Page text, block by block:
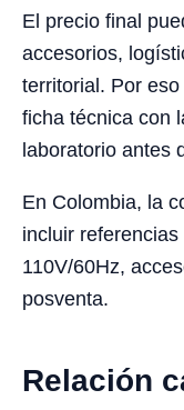
El precio final
accesorios,
territorial. Por
ficha técnica con
laboratorio antes
En Colombia, la
incluir
110V/60Hz,
posventa.
Relación